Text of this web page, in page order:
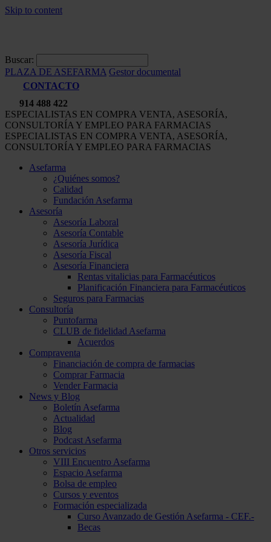
Skip to content
Buscar:
PLAZA DE ASEFARMA Gestor documental
CONTACTO
914 488 422
ESPECIALISTAS EN COMPRA VENTA, ASESORÍA,
CONSULTORÍA Y EMPLEO PARA FARMACIAS
ESPECIALISTAS EN COMPRA VENTA, ASESORÍA,
CONSULTORÍA Y EMPLEO PARA FARMACIAS
Asefarma
¿Quiénes somos?
Calidad
Fundación Asefarma
Asesoría
Asesoría Laboral
Asesoría Contable
Asesoría Jurídica
Asesoría Fiscal
Asesoría Financiera
Rentas vitalicias para Farmacéuticos
Planificación Financiera para Farmacéuticos
Seguros para Farmacias
Consultoría
Puntofarma
CLUB de fidelidad Asefarma
Acuerdos
Compraventa
Financiación de compra de farmacias
Comprar Farmacia
Vender Farmacia
News y Blog
Boletín Asefarma
Actualidad
Blog
Podcast Asefarma
Otros servicios
VIII Encuentro Asefarma
Espacio Asefarma
Bolsa de empleo
Cursos y eventos
Formación especializada
Curso Avanzado de Gestión Asefarma - CEF.-
Becas